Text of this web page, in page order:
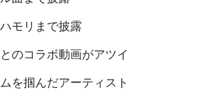
モリまで披露
のコラボ動画がアツイ
を掴んだアーティスト